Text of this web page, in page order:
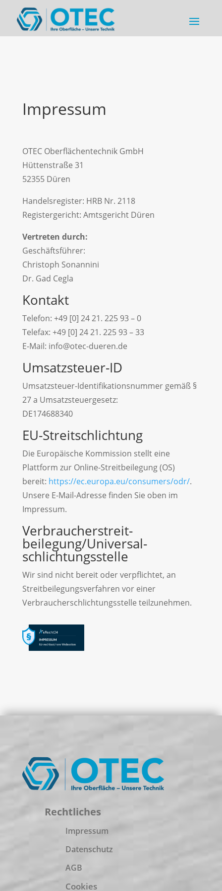
Impressum
OTEC Oberflächentechnik GmbH
Hüttenstraße 31
52355 Düren
Handelsregister: HRB Nr. 2118
Registergericht: Amtsgericht Düren
Vertreten durch:
Geschäftsführer:
Christoph Sonannini
Dr. Gad Cegla
Kontakt
Telefon: +49 [0] 24 21. 225 93 – 0
Telefax: +49 [0] 24 21. 225 93 – 33
E-Mail: info@otec-dueren.de
Umsatzsteuer-ID
Umsatzsteuer-Identifikationsnummer gemäß §
27 a Umsatzsteuergesetz:
DE174688340
EU-Streitschlichtung
Die Europäische Kommission stellt eine
Plattform zur Online-Streitbeilegung (OS)
bereit: https://ec.europa.eu/consumers/odr/.
Unsere E-Mail-Adresse finden Sie oben im
Impressum.
Verbraucher­streit­
beilegung/Universal­
schlichtungs­stelle
Wir sind nicht bereit oder verpflichtet, an
Streitbeilegungsverfahren vor einer
Verbraucherschlichtungsstelle teilzunehmen.
Rechtliches
Impressum
Datenschutz
AGB
Cookies